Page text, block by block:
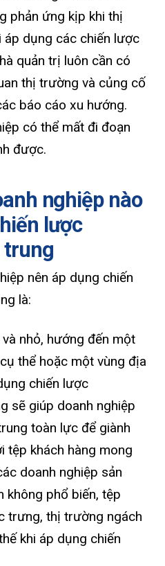
phản ứng kịp khi thị
dụng các chiến lược
quản trị luôn cần có
thị trường và củng cố
báo cáo xu hướng.
có thể mất đi đoạn
được.
nghiệp nào
lược
trung
nên áp dụng chiến
là:
nhỏ, hướng đến một
thể hoặc một vùng địa
chiến lược
sẽ giúp doanh nghiệp
toàn lực để giành
tệp khách hàng mong
doanh nghiệp sản
không phổ biến, tệp
trưng, thị trường ngách
khi áp dụng chiến